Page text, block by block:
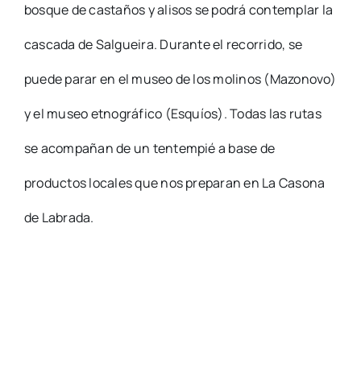
bosque de castaños y alisos se podrá contemplar la
cascada de Salgueira. Durante el recorrido, se
puede parar en el museo de los molinos (Mazonovo)
y el museo etnográfico (Esquíos). Todas las rutas
se acompañan de un tentempié a base de
productos locales que nos preparan en La Casona
de Labrada.